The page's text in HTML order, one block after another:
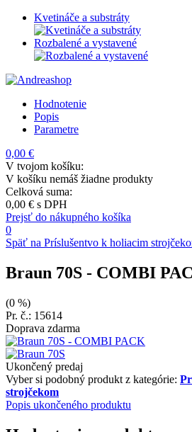
Kvetináče a substráty
Rozbalené a vystavené
Hodnotenie
Popis
Parametre
0,00 €
V tvojom košíku:
V košíku nemáš žiadne produkty
Celková suma:
0,00 € s DPH
Prejsť do nákupného košíka
0
Späť na Príslušentvo k holiacim
Braun 70S - COMBI
(0 %)
Pr. č.: 15614
Doprava zdarma
Ukončený predaj
Vyber si podobný produkt z kategórie:
strojčekom
Popis ukončeného produktu